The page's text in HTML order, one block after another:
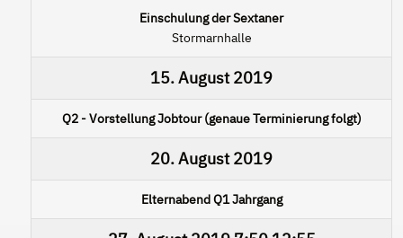
Einschulung der Sextaner
Stormarnhalle
15. August 2019
Q2 - Vorstellung Jobtour (genaue Terminierung folgt)
20. August 2019
Elternabend Q1 Jahrgang